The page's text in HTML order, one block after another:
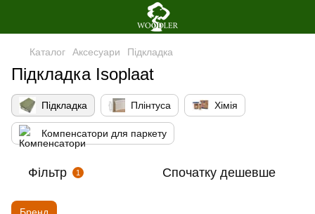
Каталог Аксесуари Підкладка
Підкладка Isoplaat
Підкладка Плінтуса Хімія
Компенсатори для паркету
Фільтр 1 Спочатку дешевше